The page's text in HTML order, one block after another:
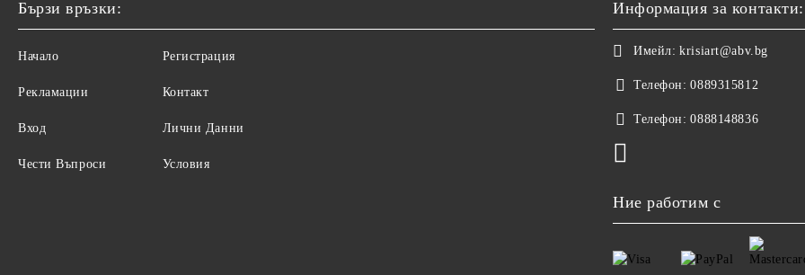
Бързи връзки:
Начало
Рекламации
Вход
Чести Въпроси
Регистрация
Контакт
Лични Данни
Условия
Информация за контакти:
Имейл: krisiart@abv.bg
Телефон: 0889315812
Телефон: 0888148836
Ние работим с